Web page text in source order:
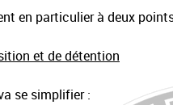
en particulier à deux
et de détention
se simplifier :